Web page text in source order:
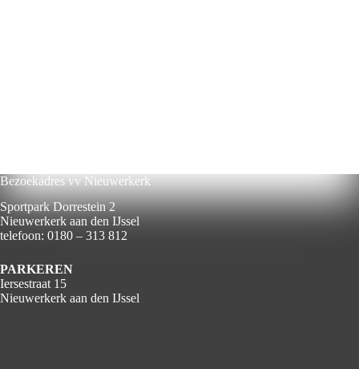
Bezoekadres vv Nieuwerkerk
Sportpark Dorrestein 2
Nieuwerkerk aan den IJssel
telefoon: 0180 – 313 812
PARKEREN
Iersestraat 15
Nieuwerkerk aan den IJssel